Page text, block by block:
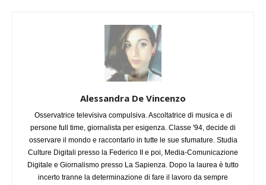
Alessandra De Vincenzo
Osservatrice televisiva compulsiva. Ascoltatrice di musica e di
persone full time, giornalista per esigenza. Classe '94, decide di
osservare il mondo e raccontarlo in tutte le sue sfumature. Studia
Culture Digitali presso la Federico II e poi, Media-Comunicazione
Digitale e Giornalismo presso La Sapienza. Dopo la laurea è tutto
incerto tranne la determinazione di fare il lavoro da sempre